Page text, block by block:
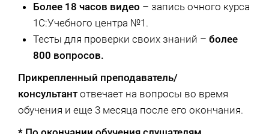
Более 18 часов видео – запись очного курса
1С:Учебного центра №1.
Тесты для проверки своих знаний – более
800 вопросов.
Прикрепленный преподаватель/
консультантотвечает на вопросы во время
обучения и еще 3 месяца после его окончания.